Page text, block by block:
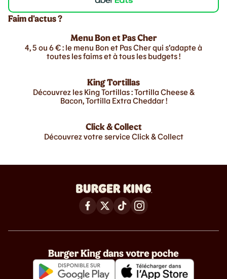
Faim d'actus ?
Menu Bon et Pas Cher
4, 5 ou 6 € : le menu Bon et Pas Cher qui s’adapte à
toutes les faims et à tous les budgets !
King Tortillas
Découvrez les King Tortillas : Tortilla Cheese &
Bacon, Tortilla Extra Cheddar !
Click & Collect
Découvrez votre service Click & Collect
Burger King dans votre poche